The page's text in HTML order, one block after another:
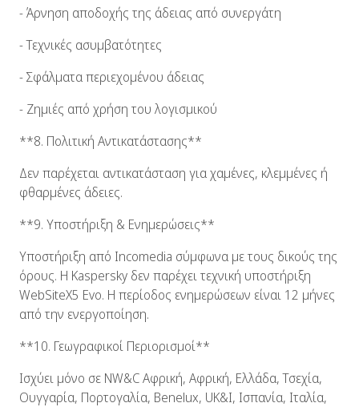
- Άρνηση αποδοχής της άδειας από συνεργάτη
- Τεχνικές ασυμβατότητες
- Σφάλματα περιεχομένου άδειας
- Ζημιές από χρήση του λογισμικού
**8. Πολιτική Αντικατάστασης**
Δεν παρέχεται αντικατάσταση για χαμένες, κλεμμένες ή
φθαρμένες άδειες.
**9. Υποστήριξη & Ενημερώσεις**
Υποστήριξη από Incomedia σύμφωνα με τους δικούς της
όρους. Η Kaspersky δεν παρέχει τεχνική υποστήριξη
WebSiteX5 Evo. Η περίοδος ενημερώσεων είναι 12 μήνες
από την ενεργοποίηση.
**10. Γεωγραφικοί Περιορισμοί**
Ισχύει μόνο σε NW&C Αφρική, Αφρική, Ελλάδα, Τσεχία,
Ουγγαρία, Πορτογαλία, Benelux, UK&I, Ισπανία, Ιταλία,